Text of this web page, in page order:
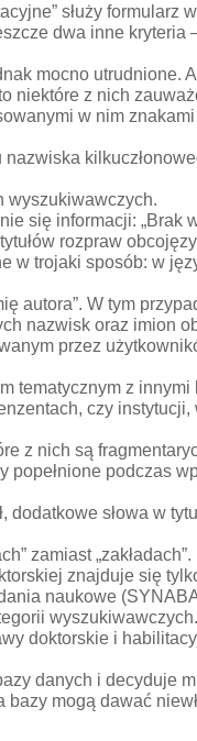
służy
dwa inne
mocno
niektóre z nich
w nim
wyszukiwawczych.
się informacji: „Brak
rozpraw
w trojaki sposób: w
autora”. W tym
nazwisk oraz imion
przez
z
czy
z nich są
popełnione
dodatkowe słowa w
zamiast „zakładach”.
znajduje się
naukowe
doktorskie i
danych i decyduje
mogą dawać